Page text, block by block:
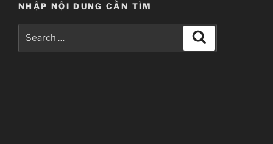
NHẬP NỘI DUNG CẦN TÌM